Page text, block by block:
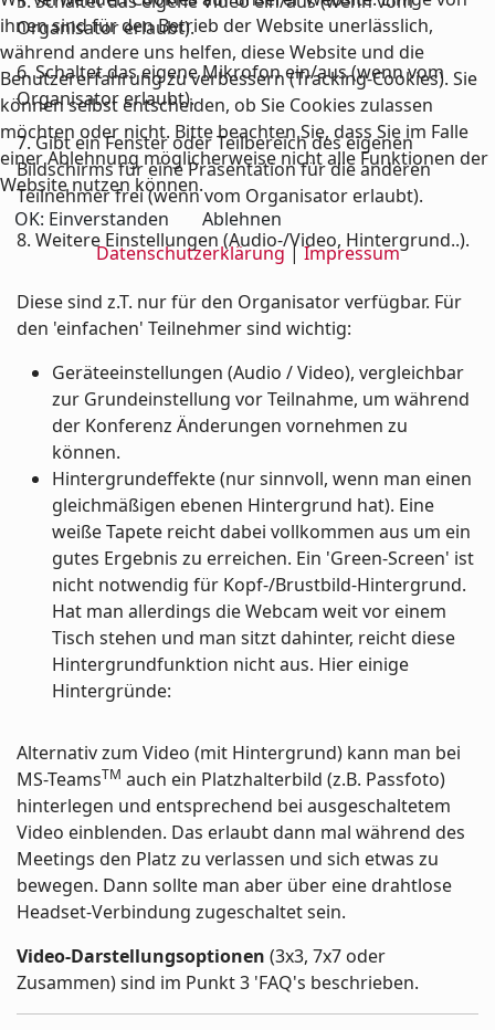
Organisator erlaubt).
6. Schaltet das eigene Mikrofon ein/aus (wenn vom
Organisator erlaubt).
7. Gibt ein Fenster oder Teilbereich des eigenen
Bildschirms für eine Präsentation für die anderen
Teilnehmer frei (wenn vom Organisator erlaubt).
8. Weitere Einstellungen (Audio-/Video, Hintergrund..).
Diese sind z.T. nur für den Organisator verfügbar. Für
den 'einfachen' Teilnehmer sind wichtig:
Geräteeinstellungen (Audio / Video), vergleichbar
zur Grundeinstellung vor Teilnahme, um während
der Konferenz Änderungen vornehmen zu
können.
Hintergrundeffekte (nur sinnvoll, wenn man einen
gleichmäßigen ebenen Hintergrund hat). Eine
weiße Tapete reicht dabei vollkommen aus um ein
gutes Ergebnis zu erreichen. Ein 'Green-Screen' ist
nicht notwendig für Kopf-/Brustbild-Hintergrund.
Hat man allerdings die Webcam weit vor einem
Tisch stehen und man sitzt dahinter, reicht diese
Hintergrundfunktion nicht aus. Hier einige
Hintergründe:
Alternativ zum Video (mit Hintergrund) kann man bei
MS-TeamsTM auch ein Platzhalterbild (z.B. Passfoto)
hinterlegen und entsprechend bei ausgeschaltetem
Video einblenden. Das erlaubt dann mal während des
Meetings den Platz zu verlassen und sich etwas zu
bewegen. Dann sollte man aber über eine drahtlose
Headset-Verbindung zugeschaltet sein.
Video-Darstellungsoptionen (3x3, 7x7 oder
Zusammen) sind im Punkt 3 'FAQ's beschrieben.
ihnen sind für den Betrieb der Website unerlässlich,
während andere uns helfen, diese Website und die
Benutzererfahrung zu verbessern (Tracking-Cookies). Sie
können selbst entscheiden, ob Sie Cookies zulassen
möchten oder nicht. Bitte beachten Sie, dass Sie im Falle
einer Ablehnung möglicherweise nicht alle Funktionen der
Website nutzen können.
OK: Einverstanden
Ablehnen
Datenschutzerklärung|Impressum